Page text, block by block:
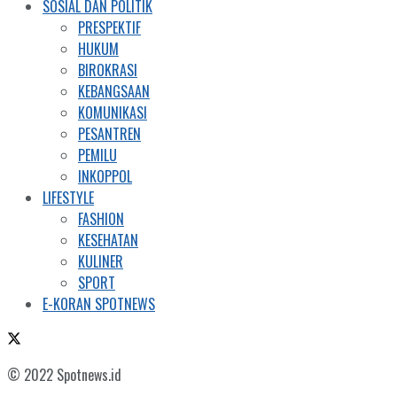
SOSIAL DAN POLITIK
PRESPEKTIF
HUKUM
BIROKRASI
KEBANGSAAN
KOMUNIKASI
PESANTREN
PEMILU
INKOPPOL
LIFESTYLE
FASHION
KESEHATAN
KULINER
SPORT
E-KORAN SPOTNEWS
© 2022 Spotnews.id